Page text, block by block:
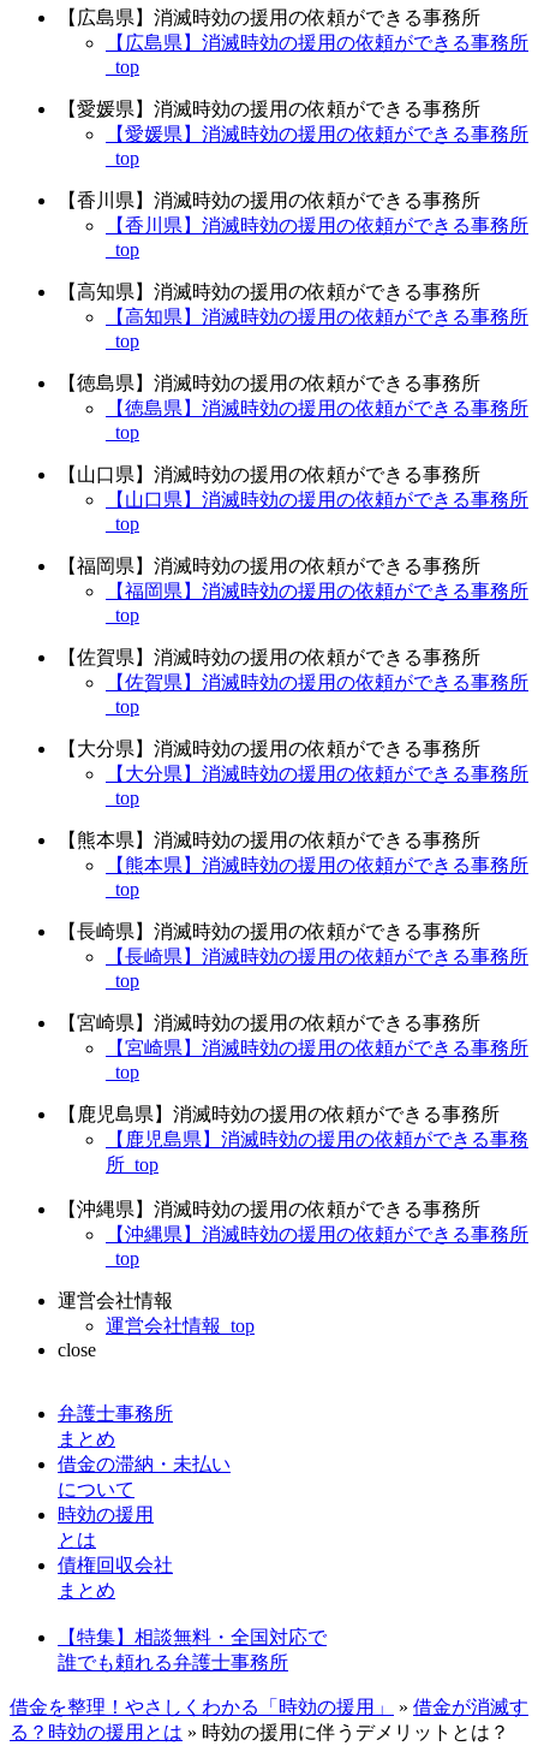
【広島県】消滅時効の援用の依頼ができる事務所
【広島県】消滅時効の援用の依頼ができる事務所
_top
【愛媛県】消滅時効の援用の依頼ができる事務所
【愛媛県】消滅時効の援用の依頼ができる事務所
_top
【香川県】消滅時効の援用の依頼ができる事務所
【香川県】消滅時効の援用の依頼ができる事務所
_top
【高知県】消滅時効の援用の依頼ができる事務所
【高知県】消滅時効の援用の依頼ができる事務所
_top
【徳島県】消滅時効の援用の依頼ができる事務所
【徳島県】消滅時効の援用の依頼ができる事務所
_top
【山口県】消滅時効の援用の依頼ができる事務所
【山口県】消滅時効の援用の依頼ができる事務所
_top
【福岡県】消滅時効の援用の依頼ができる事務所
【福岡県】消滅時効の援用の依頼ができる事務所
_top
【佐賀県】消滅時効の援用の依頼ができる事務所
【佐賀県】消滅時効の援用の依頼ができる事務所
_top
【大分県】消滅時効の援用の依頼ができる事務所
【大分県】消滅時効の援用の依頼ができる事務所
_top
【熊本県】消滅時効の援用の依頼ができる事務所
【熊本県】消滅時効の援用の依頼ができる事務所
_top
【長崎県】消滅時効の援用の依頼ができる事務所
【長崎県】消滅時効の援用の依頼ができる事務所
_top
【宮崎県】消滅時効の援用の依頼ができる事務所
【宮崎県】消滅時効の援用の依頼ができる事務所
_top
【鹿児島県】消滅時効の援用の依頼ができる事務所
【鹿児島県】消滅時効の援用の依頼ができる事務
所_top
【沖縄県】消滅時効の援用の依頼ができる事務所
【沖縄県】消滅時効の援用の依頼ができる事務所
_top
運営会社情報
運営会社情報_top
close
弁護士事務所
まとめ
借金の滞納・未払い
について
時効の援用
とは
債権回収会社
まとめ
【特集】相談無料・全国対応で
誰でも頼れる弁護士事務所
借金を整理！やさしくわかる「時効の援用」 » 借金が消滅す
る？時効の援用とは » 時効の援用に伴うデメリットとは？